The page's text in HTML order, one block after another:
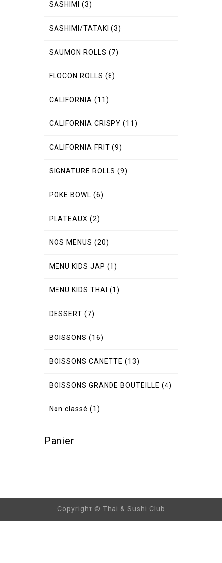
SASHIMI (3)
SASHIMI/TATAKI (3)
SAUMON ROLLS (7)
FLOCON ROLLS (8)
CALIFORNIA (11)
CALIFORNIA CRISPY (11)
CALIFORNIA FRIT (9)
SIGNATURE ROLLS (9)
POKE BOWL (6)
PLATEAUX (2)
NOS MENUS (20)
MENU KIDS JAP (1)
MENU KIDS THAI (1)
DESSERT (7)
BOISSONS (16)
BOISSONS CANETTE (13)
BOISSONS GRANDE BOUTEILLE (4)
Non classé (1)
Panier
Copyright © Thai & Sushi Club